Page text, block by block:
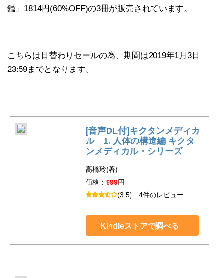
鑑』1814円(60%OFF)の3冊が販売されています。
こちらは日替わりセールの為、期間は2019年1月3日
23:59までとなります。
[音声DL付]キクタンメディカ
ル 1. 人体の構造編 キクタ
ンメディカル・シリーズ
髙橋玲(著)
価格： 999円
(3.5) 4件のレビュー
Kindleストアで調べる